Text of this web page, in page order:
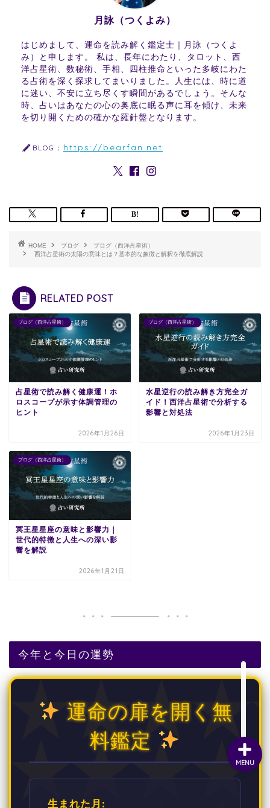
月詠（つくよみ）
はじめまして、運命を読み解く鑑定士｜月詠（つくよ
み）と申します。 私は、長年にわたり、タロット、西
洋占星術、数秘術、手相、四柱推命といった多岐にわた
る占術を深く探求してまいりました。人生には、時に道
に迷い、不安に立ち尽くす瞬間があるでしょう。そんな
時、占いはあなたの心の奥底に眠る声に耳を傾け、未来
を切り開くための確かな羅針盤となります。
BLOG： https://bearfan.net
HOME ブログ
ブログ（西洋占星術）
西洋占星術の太陽の意味とは？基本的な象徴と解釈を徹底解説
RELATED POST
ブログ（西洋占星術）
占星術で読み解く健康運！ホ
ロスコープが示す体調管理の
ヒント
2026年1月26日
ブログ（西洋占星術）
水星逆行の読み解き方完全ガ
イド！西洋占星術で分析する
影響と対処法
2026年1月23日
ブログ（西洋占星術）
冥王星星座の意味と影響力｜
世代的特徴と人生への深い影
響を解説
2026年1月21日
今年と今日の運勢
運命の扉を開く無
料鑑定
生まれた月:
MENU